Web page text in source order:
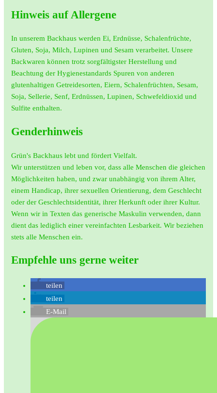
Hinweis auf Allergene
In unserem Backhaus werden Ei, Erdnüsse, Schalenfrüchte,
Gluten, Soja, Milch, Lupinen und Sesam verarbeitet. Unsere
Backwaren können trotz sorgfältigster Herstellung und
Beachtung der Hygienestandards Spuren von anderen
glutenhaltigen Getreidesorten, Eiern, Schalenfrüchten, Sesam,
Soja, Sellerie, Senf, Erdnüssen, Lupinen, Schwefeldioxid und
Sulfite enthalten.
Genderhinweis
Grün's Backhaus lebt und fördert Vielfalt.
Wir unterstützen und leben vor, dass alle Menschen die gleichen
Möglichkeiten haben, und zwar unabhängig von ihrem Alter,
einem Handicap, ihrer sexuellen Orientierung, dem Geschlecht
oder der Geschlechtsidentität, ihrer Herkunft oder ihrer Kultur.
Wenn wir in Texten das generische Maskulin verwenden, dann
dient das lediglich einer vereinfachten Lesbarkeit. Wir beziehen
stets alle Menschen ein.
Empfehle uns gerne weiter
teilen
teilen
E-Mail